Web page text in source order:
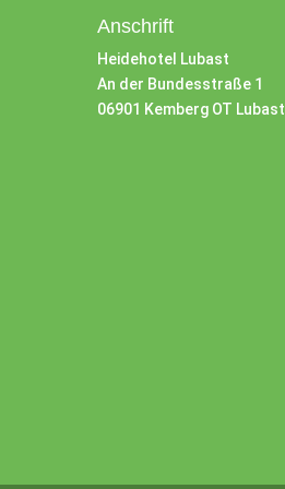
Anschrift
Heidehotel Lubast
An der Bundesstraße 1
06901 Kemberg OT Lubast